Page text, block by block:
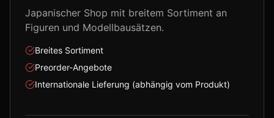
Japanischer Shop mit breitem Sortiment an
Figuren und Modellbausätzen.
Breites Sortiment
Preorder-Angebote
Internationale Lieferung (abhängig vom Produkt)